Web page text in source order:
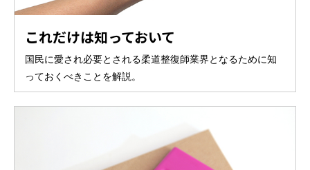
これだけは知っておいて
国民に愛され必要とされる柔道整復師業界となるために知
っておくべきことを解説。